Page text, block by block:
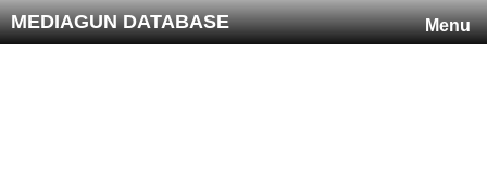
Menu
MEDIAGUN DATABASE